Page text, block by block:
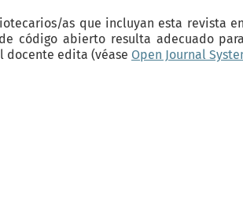
as que incluyan esta revista
código abierto resulta adecuado
docente edita (véase Open Journal